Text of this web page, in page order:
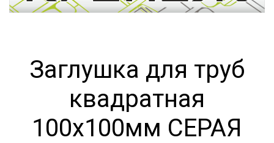
Заглушка для труб
квадратная
100х100мм СЕРАЯ